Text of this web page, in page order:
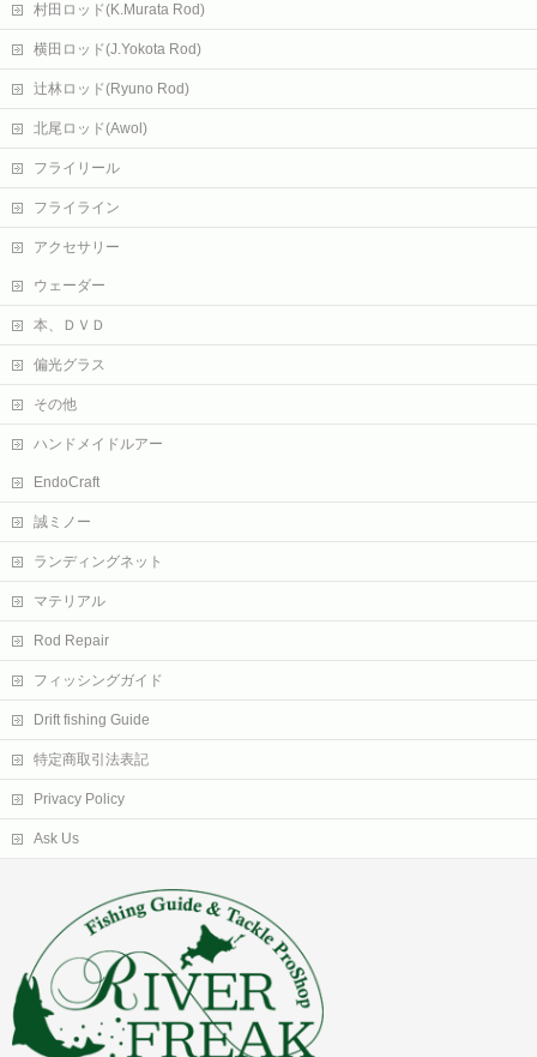
村田ロッド(K.Murata Rod)
横田ロッド(J.Yokota Rod)
辻林ロッド(Ryuno Rod)
北尾ロッド(Awol)
フライリール
フライライン
アクセサリー
ウェーダー
本、ＤＶＤ
偏光グラス
その他
ハンドメイドルアー
EndoCraft
誠ミノー
ランディングネット
マテリアル
Rod Repair
フィッシングガイド
Drift fishing Guide
特定商取引法表記
Privacy Policy
Ask Us